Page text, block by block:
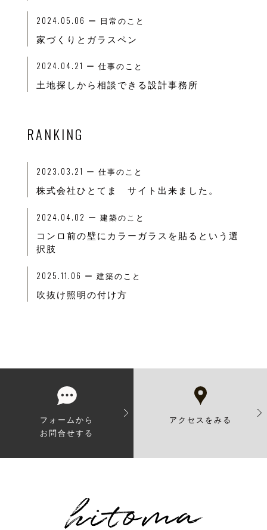
2024.05.06 ー 日常のこと
家づくりとガラスペン
2024.04.21 ー 仕事のこと
土地探しから相談できる設計事務所
RANKING
2023.03.21 ー 仕事のこと
株式会社ひとてま サイト出来ました。
2024.04.02 ー 建築のこと
コンロ前の壁にカラーガラスを貼るという選
択肢
2025.11.06 ー 建築のこと
吹抜け照明の付け方
フォームから
お問合せする
アクセスをみる